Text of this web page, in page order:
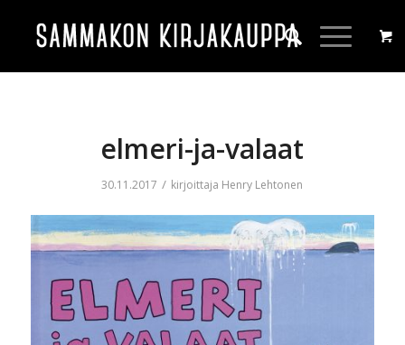
elmeri-ja-valaat
30.11.2017 / kirjoittaja Henry Lehtonen